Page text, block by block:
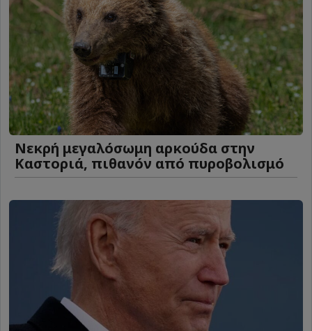
Νεκρή μεγαλόσωμη αρκούδα στην
Καστοριά, πιθανόν από πυροβολισμό